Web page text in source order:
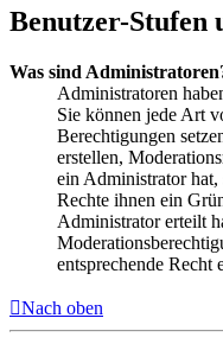
Benutzer-Stufen
Was sind
Administratoren
Sie können jede Art
Berechtigungen
erstellen,
ein Administrator
Rechte ihnen ein
Administrator erteilt
entsprechende Recht
Nach oben